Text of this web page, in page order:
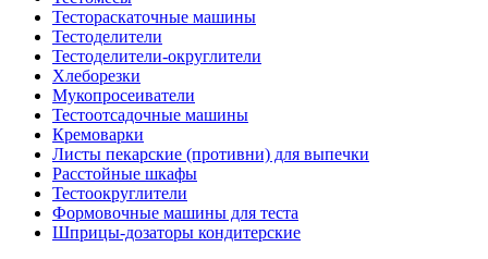
Тестораскаточные машины
Тестоделители
Тестоделители-округлители
Хлеборезки
Мукопросеиватели
Тестоотсадочные машины
Кремоварки
Листы пекарские (противни) для выпечки
Расстойные шкафы
Тестоокруглители
Формовочные машины для теста
Шприцы-дозаторы кондитерские